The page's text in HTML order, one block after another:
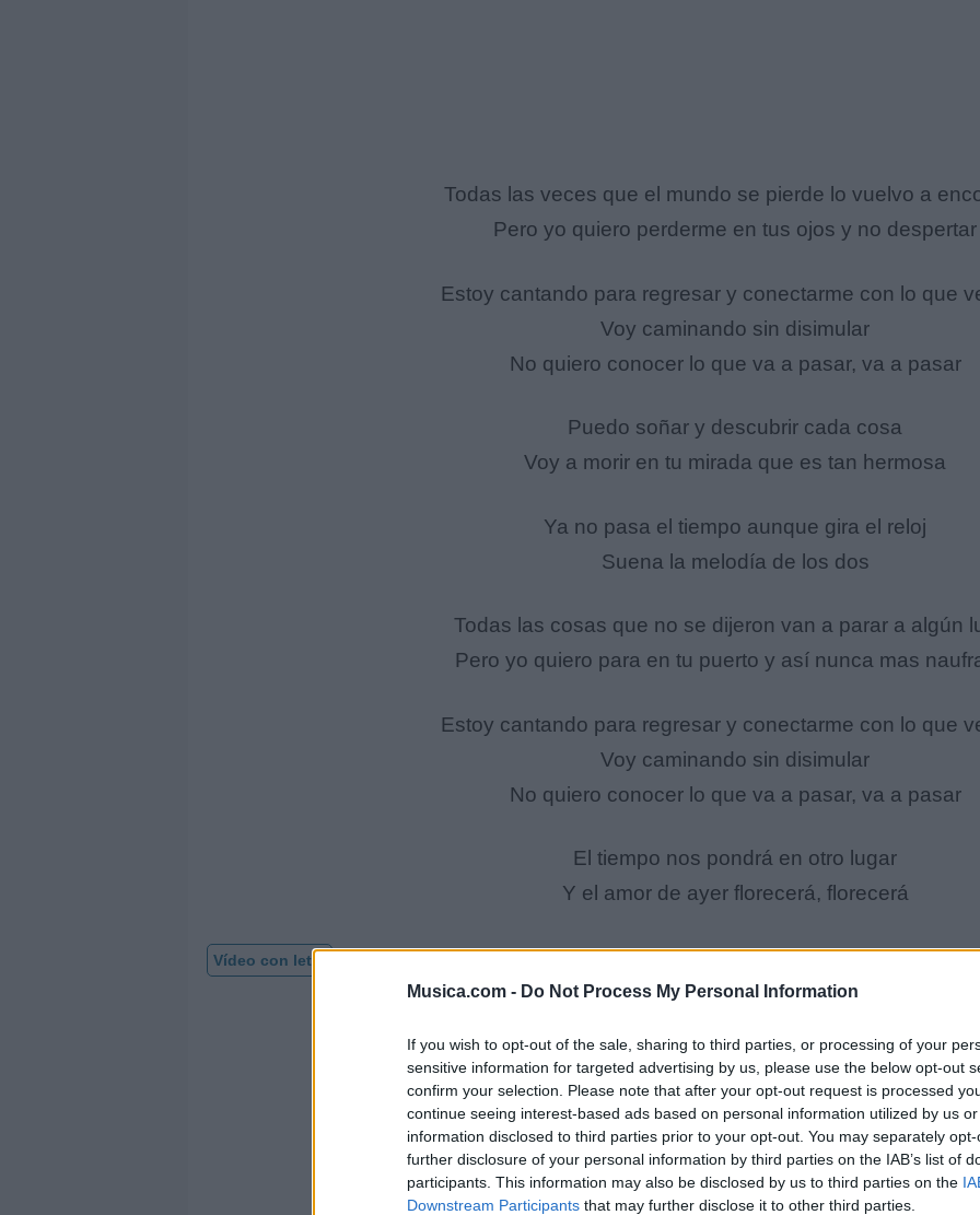
Musica.com - Do Not Process My Personal Information
If you wish to opt-out of the sale, sharing to third parties, or processing of your
sensitive information for targeted advertising by us, please use the below opt-out
confirm your selection. Please note that after your opt-out request is processed
continue seeing interest-based ads based on personal information utilized by us
information disclosed to third parties prior to your opt-out. You may separately
further disclosure of your personal information by third parties on the IAB’s list of
participants. This information may also be disclosed by us to third parties on the
Downstream Participants that may further disclose it to other third parties.
Todas las veces que el mundo se pierde lo vuelvo a
Pero yo quiero perderme en tus ojos y no despertar
Estoy cantando para regresar y conectarme con lo que
Voy caminando sin disimular
No quiero conocer lo que va a pasar, va a pasar
Puedo soñar y descubrir cada cosa
Voy a morir en tu mirada que es tan hermosa
Ya no pasa el tiempo aunque gira el reloj
Suena la melodía de los dos
Todas las cosas que no se dijeron van a parar a algún
Pero yo quiero para en tu puerto y así nunca mas
Estoy cantando para regresar y conectarme con lo que
Voy caminando sin disimular
No quiero conocer lo que va a pasar, va a pasar
El tiempo nos pondrá en otro lugar
Y el amor de ayer florecerá, florecerá
Vídeo con letra